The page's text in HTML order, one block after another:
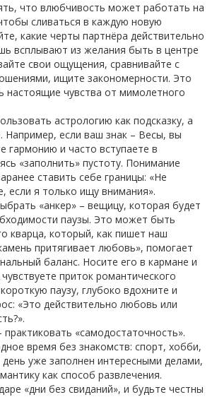
что влюбчивость может работать на
сливаться в каждую новую
какие черты партнёра действительно
всплывают из желания быть в центре
свои ощущения, сравнивайте с
ищите закономерности. Это
настоящие чувства от мимолетного
астрологию как подсказку, а
Например, если ваш знак – Весы, вы
гармонию и часто вступаете в
«заполнить» пустоту. Понимание
ставить себе границы: «Не
если я только ищу внимания».
«анкер» – вещицу, которая будет
паузы. Это может быть
кварца, который, как пишет наш
притягивает любовь», помогает
баланс. Носите его в кармане и
приток романтического
паузу, глубоко вдохните и
«Это действительно любовь или
«самодостаточность».
время без знакомств: спорт, хобби,
уже заполнен интересными делами,
как способ развлечения.
«дни без свиданий», и будьте честны